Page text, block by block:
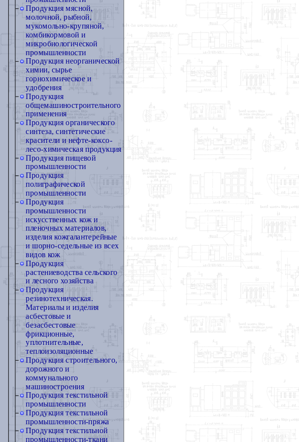
Продукция мясной,
молочной, рыбной,
мукомольно-крупяной,
комбикормовой и
микробиологической
промышленности
Продукция неорганической
химии, сырье
горнохимическое и
удобрения
Продукция
общемашиностроительного
применения
Продукция органического
синтеза, синтетические
красители и нефте-коксо-
лесо-химическая продукция
Продукция пищевой
промышленности
Продукция
полиграфической
промышленности
Продукция
промышленности
искусственных кож и
пленочных материалов,
изделия кожгалантерейные
и шорно-седельные из всех
видов кож
Продукция
растениеводства сельского
и лесного хозяйства
Продукция
резинотехническая.
Материалы и изделия
асбестовые и
безасбестовые
фрикционные,
уплотнительные,
теплоизоляционные
Продукция строительного,
дорожного и
коммунального
машиностроения
Продукция текстильной
промышленности
Продукция текстильной
промышленности-пряжа
Продукция текстильной
промышленности-ткани